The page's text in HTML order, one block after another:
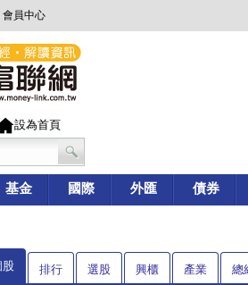
會員中心
設為首頁
基金 國際 外匯 債券
股 排行 選股 興櫃 產業 總